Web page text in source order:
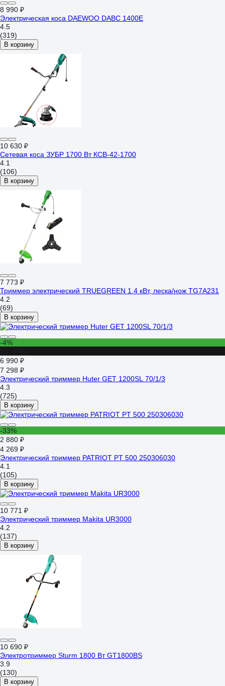
8 990 ₽
Электрическая коса DAEWOO DABC 1400E
4.5
(319)
В корзину
10 630 ₽
Сетевая коса ЗУБР 1700 Вт КСВ-42-1700
4.1
(106)
В корзину
7 773 ₽
Триммер электрический TRUEGREEN 1.4 кВт, леска/нож TG7A231
4.2
(69)
В корзину
-4%
6 990 ₽
7 298 ₽
Электрический триммер Huter GET 1200SL 70/1/3
4.3
(725)
В корзину
-33%
2 880 ₽
4 269 ₽
Электрический триммер PATRIOT PT 500 250306030
4.1
(105)
В корзину
10 771 ₽
Электрический триммер Makita UR3000
4.2
(137)
В корзину
10 690 ₽
Электротриммер Sturm 1800 Вт GT1800BS
3.9
(130)
В корзину